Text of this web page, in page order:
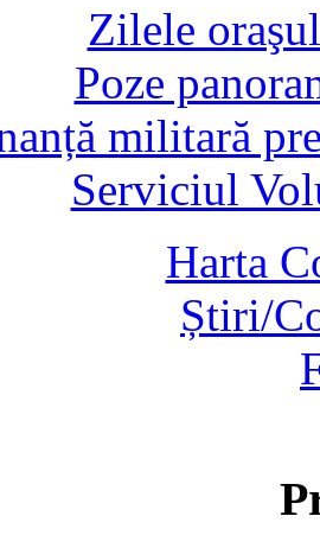
Zilele
Poze
militară
Serviciul
Harta
Știri/